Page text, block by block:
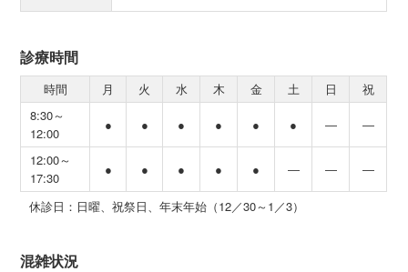
診療時間
時間 月 火 水 木 金 土 日
祝
8:30～
12:00
● ● ● ● ● ● ― ―
12:00～
17:30
● ● ● ● ● ― ― ―
休診日：日曜、祝祭日、年末年始（12／30～1／3）
混雑状況